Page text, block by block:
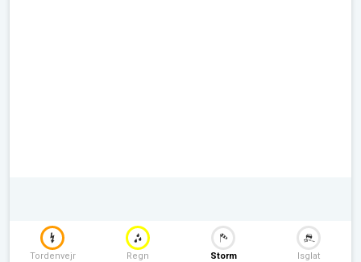
Tordenvejr Regn Storm Isglat